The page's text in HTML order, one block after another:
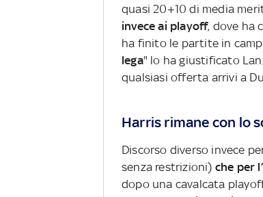
quasi 20+10 di media
invece ai playoff, dove ha
ha finito le partite in
lega" lo ha giustificato
qualsiasi offerta arrivi a
Harris rimane con lo
Discorso diverso invece
senza restrizioni) che per
dopo una cavalcata